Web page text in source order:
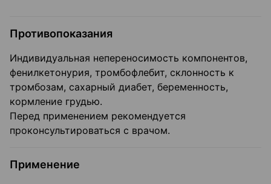
Противопоказания
Индивидуальная непереносимость компонентов,
фенилкетонурия, тромбофлебит, склонность к
тромбозам, сахарный диабет, беременность,
кормление грудью.
Перед применением рекомендуется
проконсультироваться с врачом.
Применение